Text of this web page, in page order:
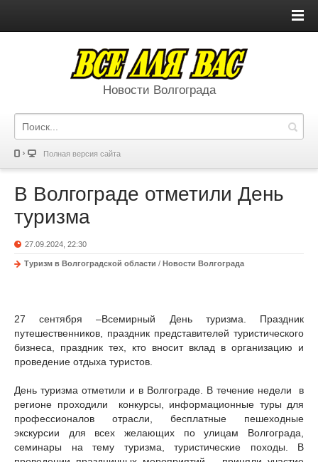
Новости Волгограда
Полная версия сайта
В Волгограде отметили День
туризма
27.09.2024, 22:30
Туризм в Волгоградской области / Новости Волгограда
27 сентября –Всемирный День туризма. Праздник
путешественников, праздник представителей туристического
бизнеса, праздник тех, кто вносит вклад в организацию и
проведение отдыха туристов.
День туризма отметили и в Волгограде. В течение недели в
регионе проходили конкурсы, информационные туры для
профессионалов отрасли, бесплатные пешеходные
экскурсии для всех желающих по улицам Волгограда,
семинары на тему туризма, туристические походы. В